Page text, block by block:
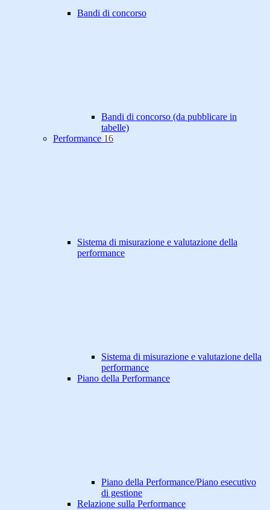
Bandi di concorso
Bandi di concorso (da pubblicare in
tabelle)
Performance 16
Sistema di misurazione e valutazione della
performance
Sistema di misurazione e valutazione della
performance
Piano della Performance
Piano della Performance/Piano esecutivo
di gestione
Relazione sulla Performance